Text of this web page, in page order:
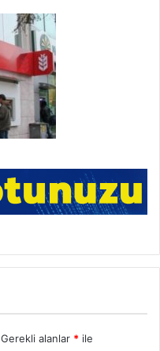
Gerekli alanlar * ile